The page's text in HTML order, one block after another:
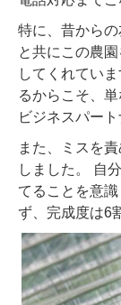
特に、昔から
と共にこの農
してくれてい
るからこそ、
ビジネスパー
また、ミスを
しました。 自
てることを意
ず、完成度は6